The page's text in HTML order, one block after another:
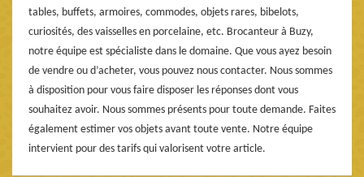
tables, buffets, armoires, commodes, objets rares, bibelots,
curiosités, des vaisselles en porcelaine, etc. Brocanteur à Buzy,
notre équipe est spécialiste dans le domaine. Que vous ayez besoin
de vendre ou d’acheter, vous pouvez nous contacter. Nous sommes
à disposition pour vous faire disposer les réponses dont vous
souhaitez avoir. Nous sommes présents pour toute demande. Faites
également estimer vos objets avant toute vente. Notre équipe
intervient pour des tarifs qui valorisent votre article.